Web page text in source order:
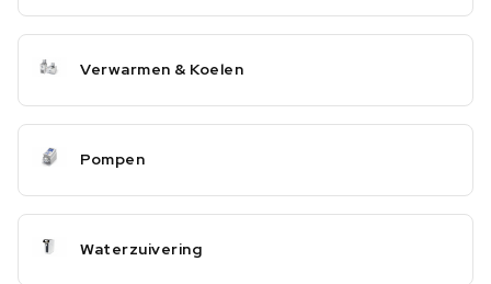
Verwarmen & Koelen
Pompen
Waterzuivering